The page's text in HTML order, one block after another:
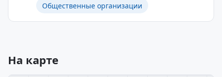
Общественные организации
На карте